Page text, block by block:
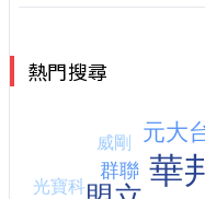
熱門搜尋